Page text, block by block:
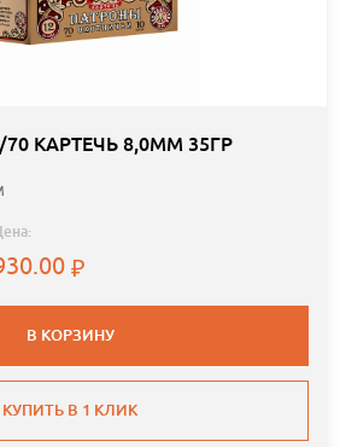
КАРТЕЧЬ 8,0ММ 35ГР
В КОРЗИНУ
КУПИТЬ В 1 КЛИК